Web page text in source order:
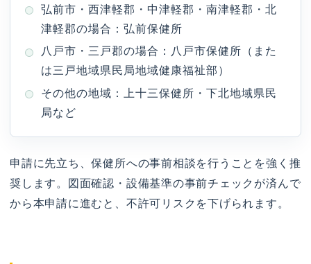
弘前市・西津軽郡・中津軽郡・南津軽郡・北
津軽郡の場合：弘前保健所
八戸市・三戸郡の場合：八戸市保健所（また
は三戸地域県民局地域健康福祉部）
その他の地域：上十三保健所・下北地域県民
局など
申請に先立ち、保健所への事前相談を行うことを強く推
奨します。図面確認・設備基準の事前チェックが済んで
から本申請に進むと、不許可リスクを下げられます。